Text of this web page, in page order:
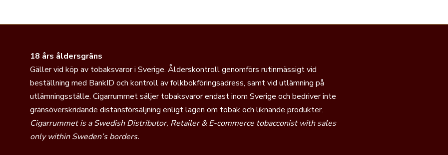
18 års åldersgräns
Gäller vid köp av tobaksvaror i Sverige. Ålderskontroll genomförs rutinmässigt vid
beställning med BankID och kontroll av folkbokföringsadress, samt vid utlämning på
utlämningsställe. Cigarrummet säljer tobaksvaror endast inom Sverige och bedriver inte
gränsöverskridande distansförsäljning enligt lagen om tobak och liknande produkter.
Cigarrummet is a Swedish Distributor, Retailer & E-commerce tobacconist with sales
only within Sweden’s borders.